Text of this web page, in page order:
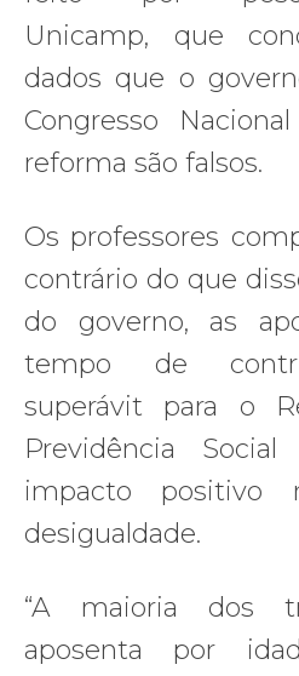
Unicamp, que
dados que o
Congresso
reforma são falsos.
Os professores
contrário do que
do governo, as
tempo de
superávit para o
Previdência
impacto positivo
desigualdade.
“A maioria dos
aposenta por